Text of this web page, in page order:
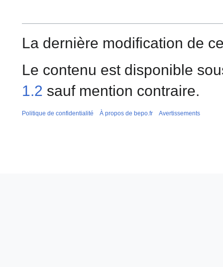
La dernière modification de
Le contenu est disponible
1.2 sauf mention contraire.
Politique de confidentialité À propos de bepo.fr Avertissements